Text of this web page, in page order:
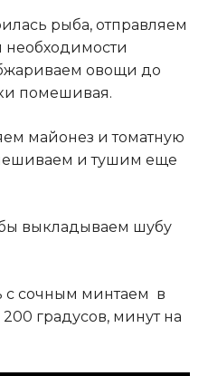
рыба, отправляем
овощи до
помешивая.
майонез и томатную
и тушим еще
выкладываем шубу
с сочным минтаем в
градусов, минут на